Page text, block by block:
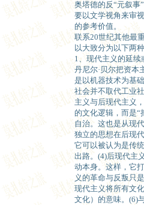
奥塔德的反“元叙事
要以文学视角来审
的参考价值。
联系20世纪其他最
以大致分为以下两种
1、现代主义的延续
丹尼尔·贝尔把资本
是以机器技术为基
社会并不取代工业
主义与后现代主义
的文化逻辑，而是“
自治。这也是从现
独立的思想在后现
它可以被认为是传
出路。(4)后现代主
动本身。这样，它
义的革命与反叛只
现代主义将所有文
文化）的意味。(6)